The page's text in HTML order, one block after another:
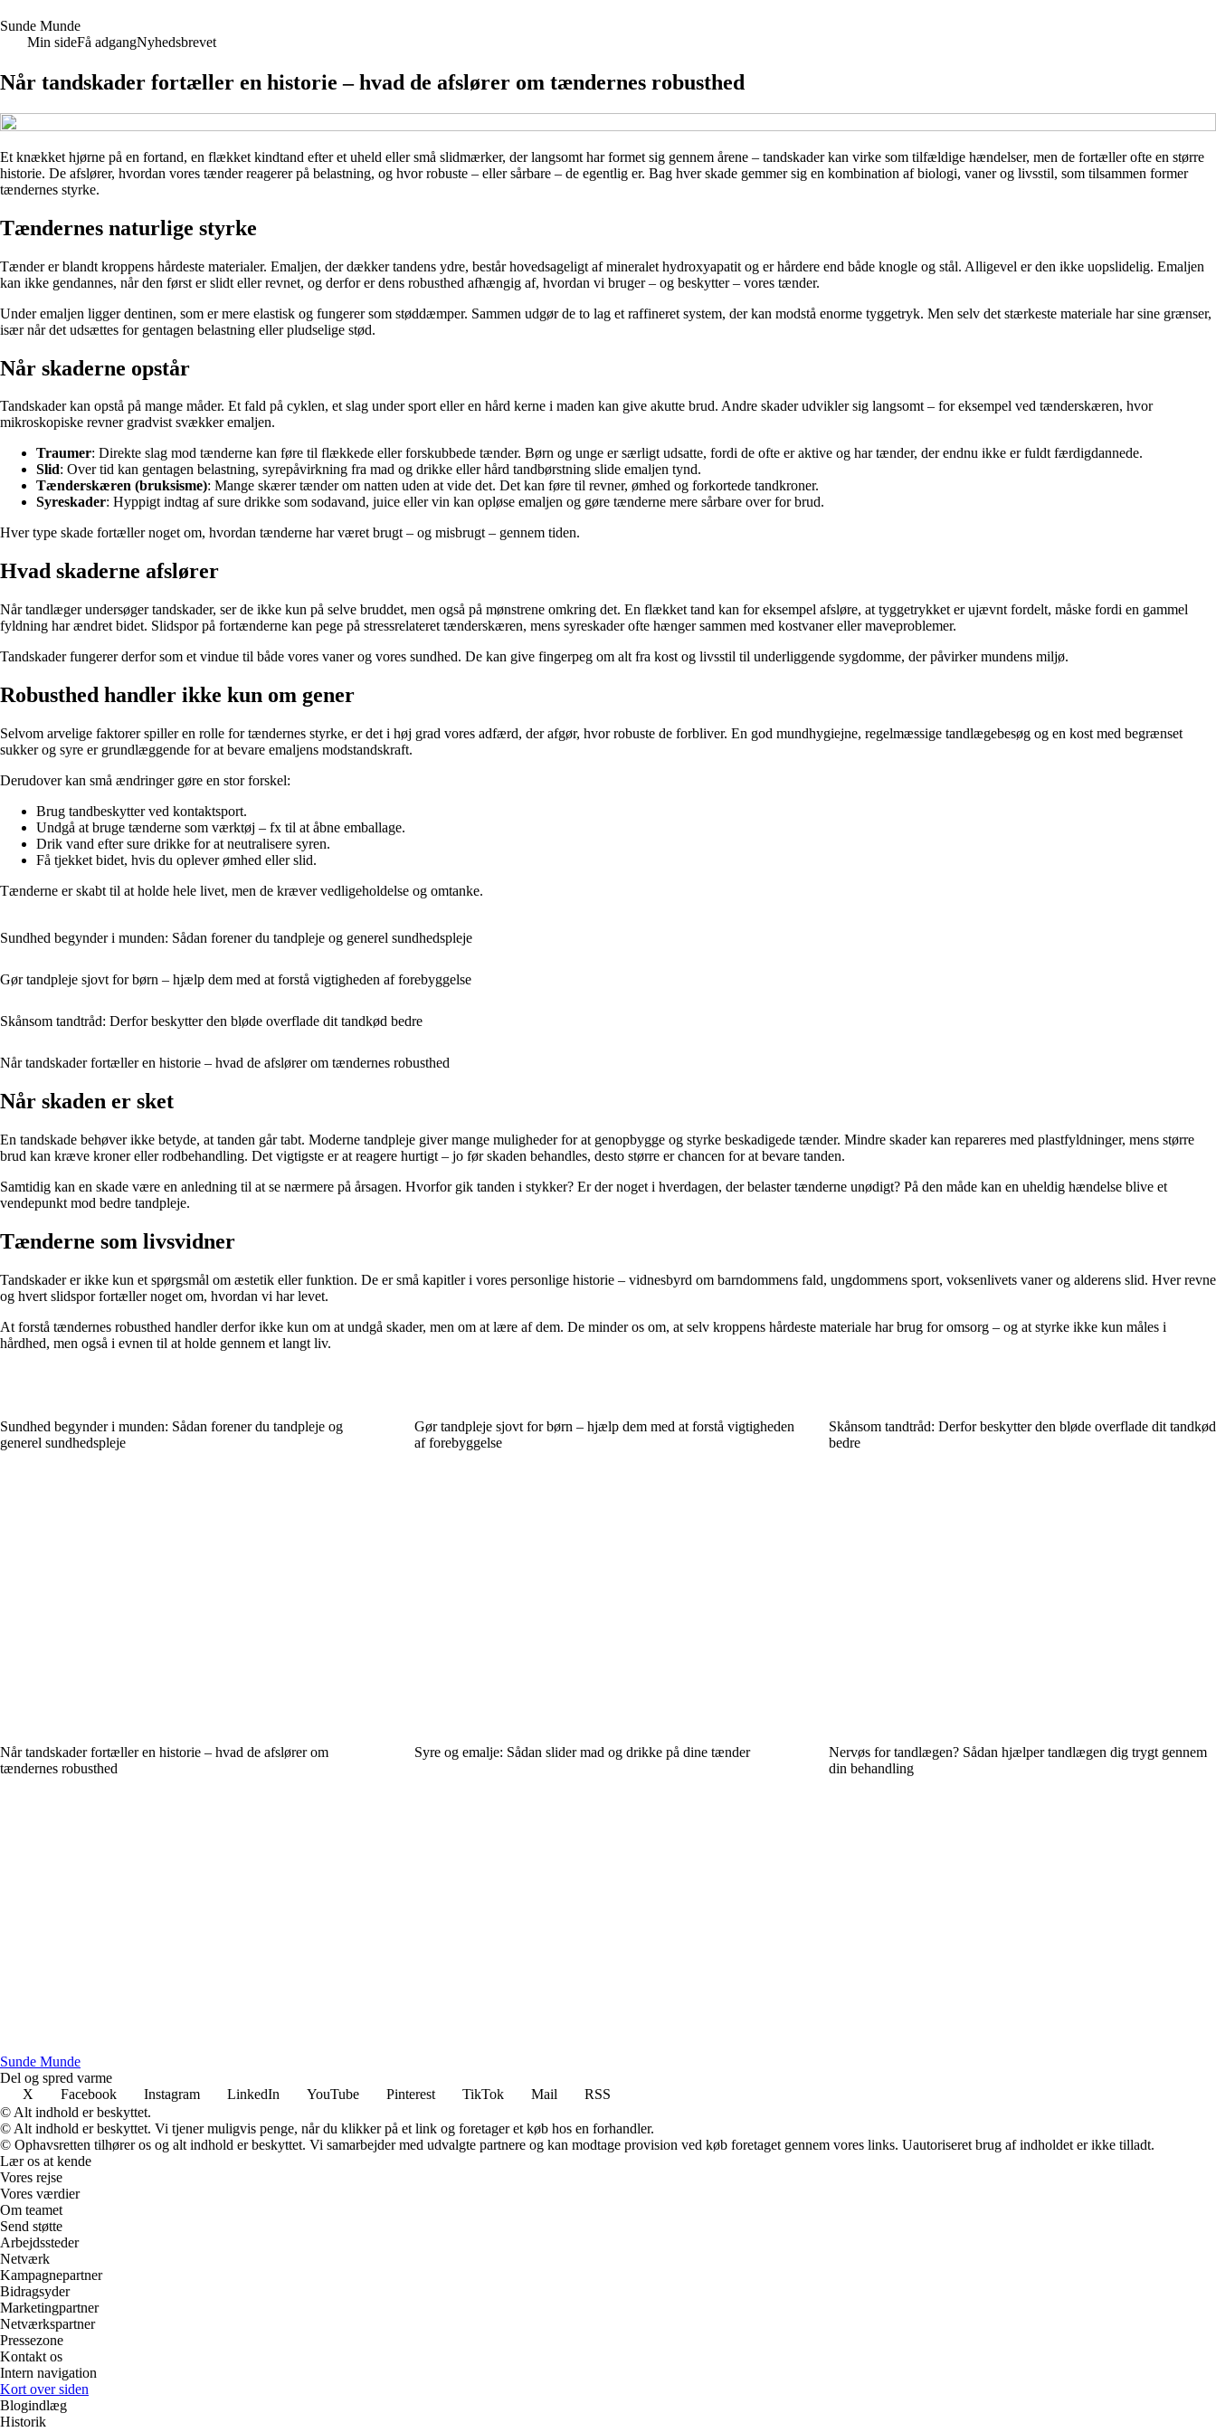
Sunde Munde
Min sideFå adgangNyhedsbrevet
Når tandskader fortæller en historie – hvad de afslører om tændernes robusthed
Et knækket hjørne på en fortand, en flækket kindtand efter et uheld eller små slidmærker, der langsomt har formet sig gennem årene – tandskader kan virke som tilfældige hændelser, men de fortæller ofte en større
historie. De afslører, hvordan vores tænder reagerer på belastning, og hvor robuste – eller sårbare – de egentlig er. Bag hver skade gemmer sig en kombination af biologi, vaner og livsstil, som tilsammen former
tændernes styrke.
Tændernes naturlige styrke
Tænder er blandt kroppens hårdeste materialer. Emaljen, der dækker tandens ydre, består hovedsageligt af mineralet hydroxyapatit og er hårdere end både knogle og stål. Alligevel er den ikke uopslidelig. Emaljen
kan ikke gendannes, når den først er slidt eller revnet, og derfor er dens robusthed afhængig af, hvordan vi bruger – og beskytter – vores tænder.
Under emaljen ligger dentinen, som er mere elastisk og fungerer som støddæmper. Sammen udgør de to lag et raffineret system, der kan modstå enorme tyggetryk. Men selv det stærkeste materiale har sine grænser,
især når det udsættes for gentagen belastning eller pludselige stød.
Når skaderne opstår
Tandskader kan opstå på mange måder. Et fald på cyklen, et slag under sport eller en hård kerne i maden kan give akutte brud. Andre skader udvikler sig langsomt – for eksempel ved tænderskæren, hvor
mikroskopiske revner gradvist svækker emaljen.
Traumer: Direkte slag mod tænderne kan føre til flækkede eller forskubbede tænder. Børn og unge er særligt udsatte, fordi de ofte er aktive og har tænder, der endnu ikke er fuldt færdigdannede.
Slid: Over tid kan gentagen belastning, syrepåvirkning fra mad og drikke eller hård tandbørstning slide emaljen tynd.
Tænderskæren (bruksisme): Mange skærer tænder om natten uden at vide det. Det kan føre til revner, ømhed og forkortede tandkroner.
Syreskader: Hyppigt indtag af sure drikke som sodavand, juice eller vin kan opløse emaljen og gøre tænderne mere sårbare over for brud.
Hver type skade fortæller noget om, hvordan tænderne har været brugt – og misbrugt – gennem tiden.
Hvad skaderne afslører
Når tandlæger undersøger tandskader, ser de ikke kun på selve bruddet, men også på mønstrene omkring det. En flækket tand kan for eksempel afsløre, at tyggetrykket er ujævnt fordelt, måske fordi en gammel
fyldning har ændret bidet. Slidspor på fortænderne kan pege på stressrelateret tænderskæren, mens syreskader ofte hænger sammen med kostvaner eller maveproblemer.
Tandskader fungerer derfor som et vindue til både vores vaner og vores sundhed. De kan give fingerpeg om alt fra kost og livsstil til underliggende sygdomme, der påvirker mundens miljø.
Robusthed handler ikke kun om gener
Selvom arvelige faktorer spiller en rolle for tændernes styrke, er det i høj grad vores adfærd, der afgør, hvor robuste de forbliver. En god mundhygiejne, regelmæssige tandlægebesøg og en kost med begrænset
sukker og syre er grundlæggende for at bevare emaljens modstandskraft.
Derudover kan små ændringer gøre en stor forskel:
Brug tandbeskytter ved kontaktsport.
Undgå at bruge tænderne som værktøj – fx til at åbne emballage.
Drik vand efter sure drikke for at neutralisere syren.
Få tjekket bidet, hvis du oplever ømhed eller slid.
Tænderne er skabt til at holde hele livet, men de kræver vedligeholdelse og omtanke.
Sundhed begynder i munden: Sådan forener du tandpleje og generel sundhedspleje
Gør tandpleje sjovt for børn – hjælp dem med at forstå vigtigheden af forebyggelse
Skånsom tandtråd: Derfor beskytter den bløde overflade dit tandkød bedre
Når tandskader fortæller en historie – hvad de afslører om tændernes robusthed
Når skaden er sket
En tandskade behøver ikke betyde, at tanden går tabt. Moderne tandpleje giver mange muligheder for at genopbygge og styrke beskadigede tænder. Mindre skader kan repareres med plastfyldninger, mens større
brud kan kræve kroner eller rodbehandling. Det vigtigste er at reagere hurtigt – jo før skaden behandles, desto større er chancen for at bevare tanden.
Samtidig kan en skade være en anledning til at se nærmere på årsagen. Hvorfor gik tanden i stykker? Er der noget i hverdagen, der belaster tænderne unødigt? På den måde kan en uheldig hændelse blive et
vendepunkt mod bedre tandpleje.
Tænderne som livsvidner
Tandskader er ikke kun et spørgsmål om æstetik eller funktion. De er små kapitler i vores personlige historie – vidnesbyrd om barndommens fald, ungdommens sport, voksenlivets vaner og alderens slid. Hver revne
og hvert slidspor fortæller noget om, hvordan vi har levet.
At forstå tændernes robusthed handler derfor ikke kun om at undgå skader, men om at lære af dem. De minder os om, at selv kroppens hårdeste materiale har brug for omsorg – og at styrke ikke kun måles i
hårdhed, men også i evnen til at holde gennem et langt liv.
Sundhed begynder i munden: Sådan forener du tandpleje og
generel sundhedspleje
Gør tandpleje sjovt for børn – hjælp dem med at forstå vigtigheden
af forebyggelse
Skånsom tandtråd: Derfor beskytter den bløde overflade dit tandkød
bedre
Når tandskader fortæller en historie – hvad de afslører om
tændernes robusthed
Syre og emalje: Sådan slider mad og drikke på dine tænder
Nervøs for tandlægen? Sådan hjælper tandlægen dig trygt gennem
din behandling
Sunde Munde
Del og spred varme
X
Facebook Instagram LinkedIn YouTube Pinterest TikTok Mail
RSS
© Alt indhold er beskyttet.
© Alt indhold er beskyttet. Vi tjener muligvis penge, når du klikker på et link og foretager et køb hos en forhandler.
© Ophavsretten tilhører os og alt indhold er beskyttet. Vi samarbejder med udvalgte partnere og kan modtage provision ved køb foretaget gennem vores links. Uautoriseret brug af indholdet er ikke tilladt.
Lær os at kende
Vores rejse
Vores værdier
Om teamet
Send støtte
Arbejdssteder
Netværk
Kampagnepartner
Bidragsyder
Marketingpartner
Netværkspartner
Pressezone
Kontakt os
Intern navigation
Kort over siden
Blogindlæg
Historik